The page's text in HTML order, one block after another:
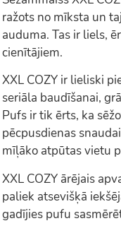
ražots no mīksta un
auduma. Tas ir liels,
cienītājiem.
XXL COZY ir lieliski
seriāla baudīšanai,
Pufs ir tik ērts, ka
pēcpusdienas
mīļāko atpūtas vietu
XXL COZY ārējais
paliek atsevišķā
gadījies pufu